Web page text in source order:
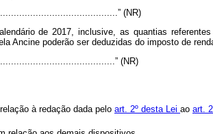
(NR)
de 2017, inclusive, as quantias
Ancine poderão ser deduzidas do imposto de
(NR)
à redação dada pelo art. 2º desta Lei ao art.